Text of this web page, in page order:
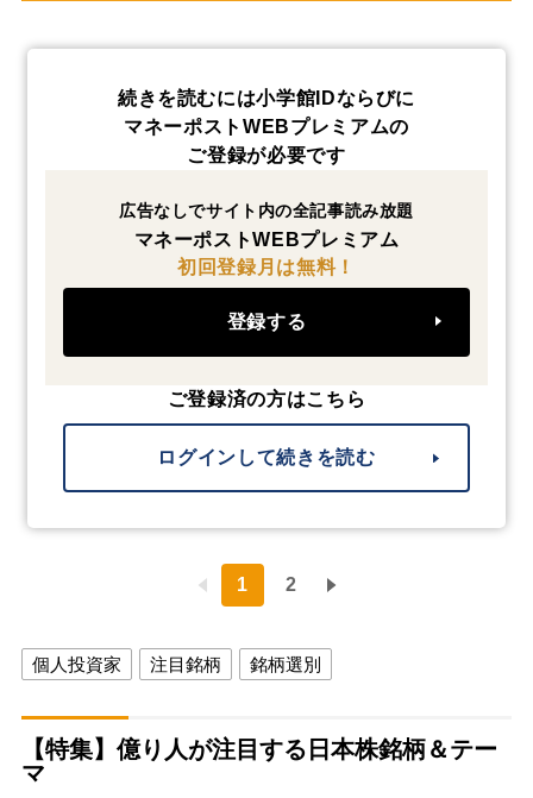
続きを読むには小学館IDならびに
マネーポストWEBプレミアムの
ご登録が必要です
広告なしでサイト内の全記事読み放題
マネーポストWEBプレミアム
初回登録月は無料！
登録する
ご登録済の方はこちら
ログインして続きを読む
1 2
個人投資家 注目銘柄 銘柄選別
【特集】億り人が注目する日本株銘柄＆テー
マ